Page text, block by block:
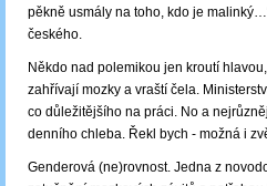
pěkně usmály na toho, kdo je
českého.
Někdo nad polemikou jen kroutí
zahřívají mozky a vraští čela.
co důležitějšího na práci. No a
denního chleba. Řekl bych - možná i
Genderová (ne)rovnost. Jedna z